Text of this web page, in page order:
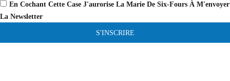
En Cochant Cette Case J'aurorise La Marie De Six-Fours À M'envoyer
La Newsletter
S'INSCRIRE